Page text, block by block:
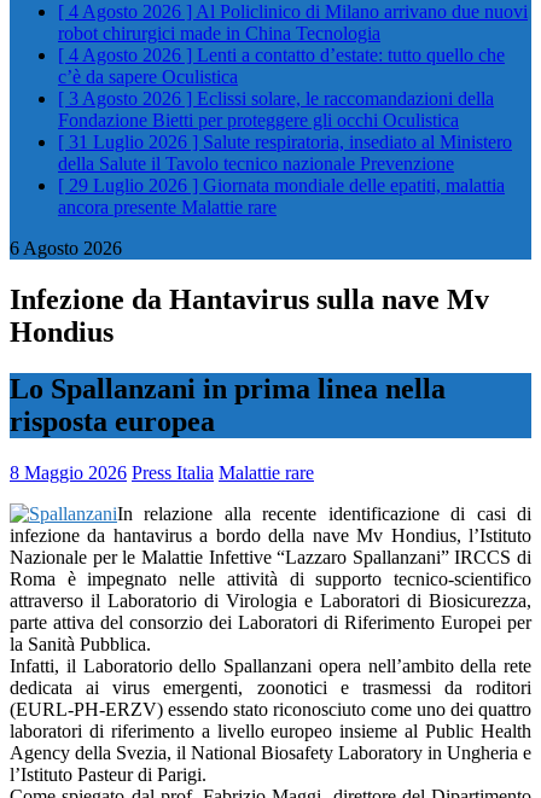
[ 4 Agosto 2026 ] Al Policlinico di Milano arrivano due nuovi
robot chirurgici made in China Tecnologia
[ 4 Agosto 2026 ] Lenti a contatto d’estate: tutto quello che
c’è da sapere Oculistica
[ 3 Agosto 2026 ] Eclissi solare, le raccomandazioni della
Fondazione Bietti per proteggere gli occhi Oculistica
[ 31 Luglio 2026 ] Salute respiratoria, insediato al Ministero
della Salute il Tavolo tecnico nazionale Prevenzione
[ 29 Luglio 2026 ] Giornata mondiale delle epatiti, malattia
ancora presente Malattie rare
6 Agosto 2026
Infezione da Hantavirus sulla nave Mv
Hondius
Lo Spallanzani in prima linea nella
risposta europea
8 Maggio 2026 Press Italia Malattie rare
In relazione alla recente identificazione di casi di
infezione da hantavirus a bordo della nave Mv Hondius, l’Istituto
Nazionale per le Malattie Infettive “Lazzaro Spallanzani” IRCCS di
Roma è impegnato nelle attività di supporto tecnico‑scientifico
attraverso il Laboratorio di Virologia e Laboratori di Biosicurezza,
parte attiva del consorzio dei Laboratori di Riferimento Europei per
la Sanità Pubblica.
Infatti, il Laboratorio dello Spallanzani opera nell’ambito della rete
dedicata ai virus emergenti, zoonotici e trasmessi da roditori
(EURL‑PH‑ERZV) essendo stato riconosciuto come uno dei quattro
laboratori di riferimento a livello europeo insieme al Public Health
Agency della Svezia, il National Biosafety Laboratory in Ungheria e
l’Istituto Pasteur di Parigi.